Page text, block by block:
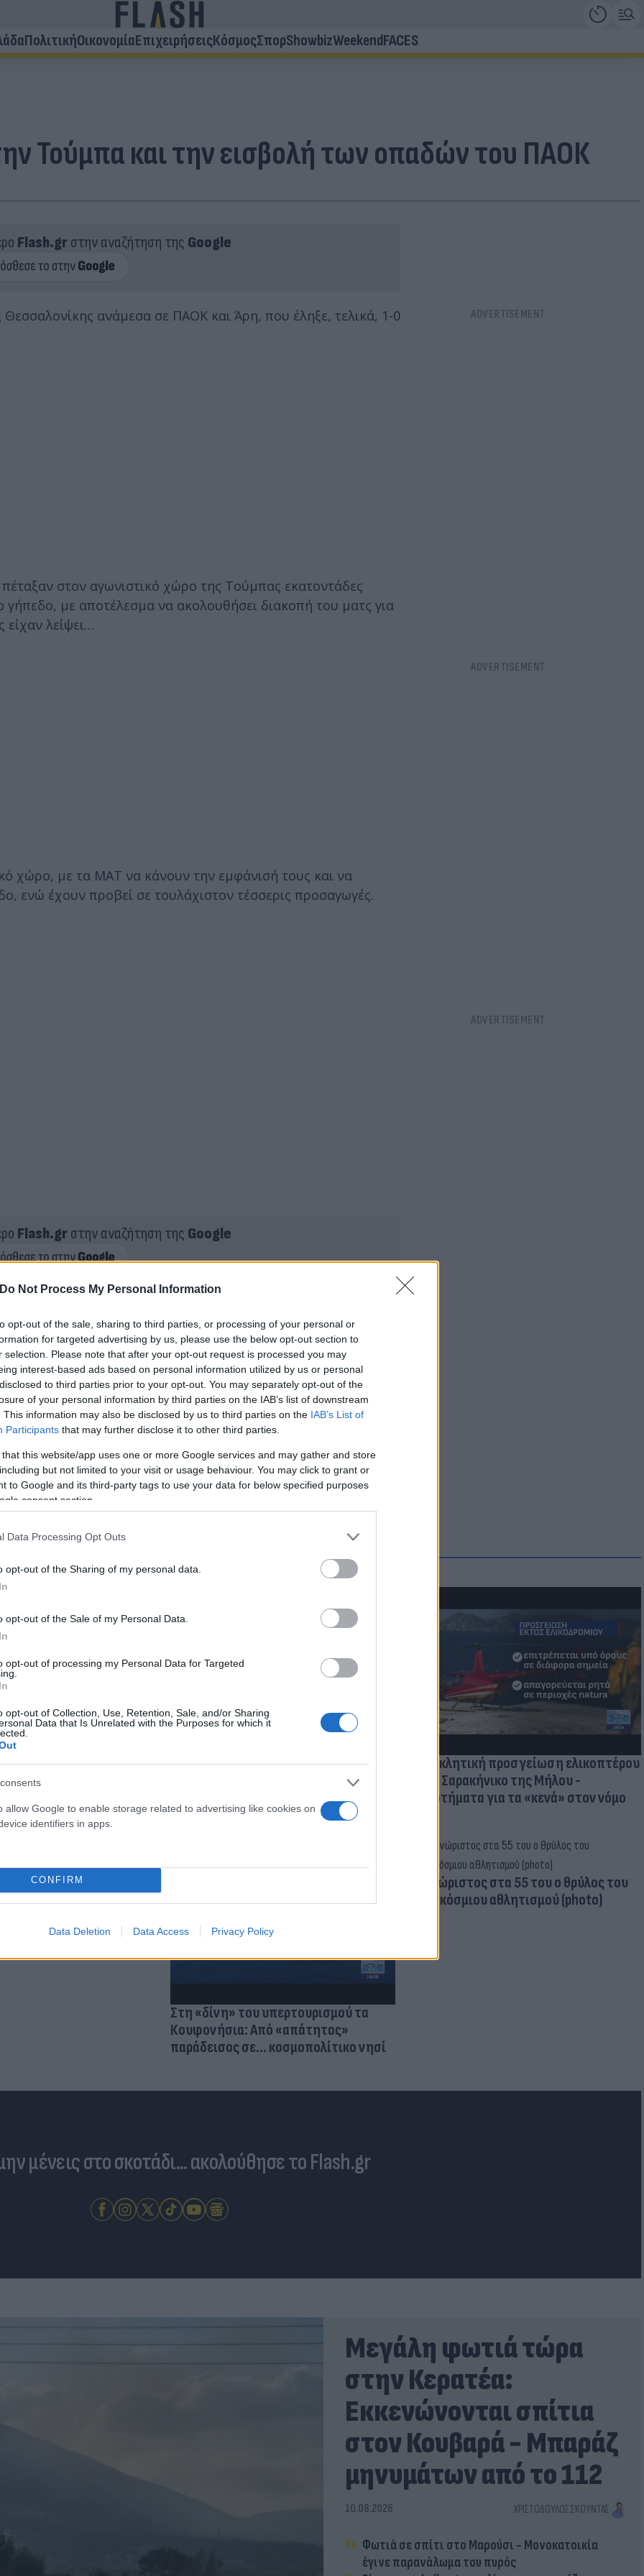
Do Not Process My Personal Information
opt-out of the sale, sharing to third parties, or processing of your personal or
for targeted advertising by us, please use the below opt-out section to
selection. Please note that after your opt-out request is processed you may
interest-based ads based on personal information utilized by us or personal
to third parties prior to your opt-out. You may separately opt-out of the
of your personal information by third parties on the IAB’s list of downstream
This information may also be disclosed by us to third parties on the IAB’s List of
Participants that may further disclose it to other third parties.
that this website/app uses one or more Google services and may gather and store
but not limited to your visit or usage behaviour. You may click to grant or
to Google and its third-party tags to use your data for below specified purposes
consent section.
Data Processing Opt Outs
opt-out of the Sharing of my personal data.
opt-out of the Sale of my Personal Data.
opt-out of processing my Personal Data for Targeted
opt-out of Collection, Use, Retention, Sale, and/or Sharing
Data that Is Unrelated with the Purposes for which it
allow Google to enable storage related to advertising like cookies on
identifiers in apps.
CONFIRM
Data Deletion Data Access Privacy Policy
ΠολιτικήΟικονομίαΕπιχειρήσειςΚόσμοςΣπορShowbizWeekendFACES
Τούμπα και την εισβολή των οπαδών του ΠΑΟΚ
Flash.grστην αναζήτηση της Google
ανάμεσα σε ΠΑΟΚ και Άρη, που έληξε, τελικά, 1-0
στον αγωνιστικό χώρο της Τούμπας εκατοντάδες
γήπεδο, με αποτέλεσμα να ακολουθήσει διακοπή του ματς για
λείψει…
χώρο, με τα ΜΑΤ να κάνουν την εμφάνισή τους και να
ενώ έχουν προβεί σε τουλάχιστον τέσσερις προσαγωγές.
Flash.grστην αναζήτηση της Google
υπήρξε ένας
τον γιο του
Και οι μαϊμούδες έχουν κατοικίδια! Οι
επιστήμονες ρίχνουν φως στις
Προκλητική προσγείωση ελικοπτέρου
στο Σαρακήνικο της Μήλου -
Ερωτήματα για τα «κενά» στον νόμο
3,5 φορές
ο κίνδυνος σοβαρής
Στη «δίνη» του υπερτουρισμού τα
Κουφονήσια: Από «απάτητος»
παράδεισος σε... κοσμοπολίτικο νησί
Aγνώριστος στα 55 του ο θρύλος του
παγκόσμιου αθλητισμού (photo)
μένεις στο σκοτάδι... ακολούθησε το Flash.gr
Μεγάλη φωτιά τώρα
στην Κερατέα:
Εκκενώνονται σπίτια
στον Κουβαρά - Μπαράζ
μηνυμάτων από το 112
10.08.2026 ΧΡΙΣΤΌΔΟΥΛΟΣ ΣΚΟΎΝΤΑΣ
Φωτιά σε σπίτι στο Μαρούσι - Μονοκατοικία
έγινε παρανάλωμα του πυρός